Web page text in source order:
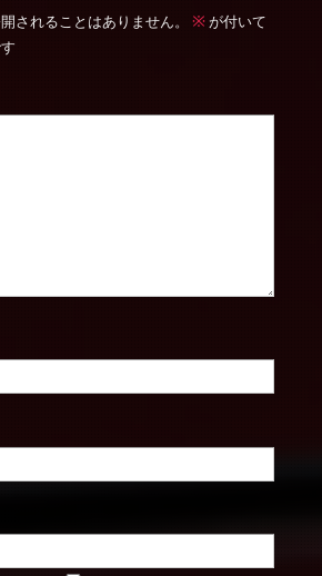
されることはありません。 ※ が付いて